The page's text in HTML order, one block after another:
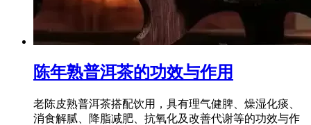
陈年熟普洱茶的功效与作用
老陈皮熟普洱茶搭配饮用，具有理气健脾、燥湿化痰、
消食解腻、降脂减肥、抗氧化及改善代谢等的功效与作